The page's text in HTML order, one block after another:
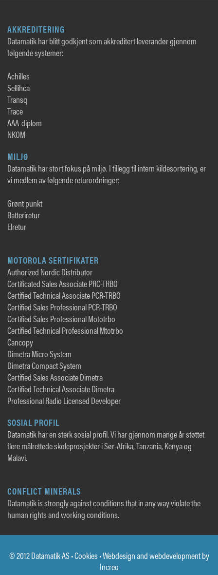
AKKREDITERING
Datamatik har blitt godkjent som akkreditert leverandør gjennom
følgende systemer:
Achilles
Sellihca
Transq
Trace
AAA-diplom
NKOM
MILJØ
Datamatik har stort fokus på miljø. I tillegg til intern kildesortering, er
vi medlem av følgende returordninger:
Grønt punkt
Batteriretur
Elretur
MOTOROLA SERTIFIKATER
Authorized Nordic Distributor
Certificated Sales Associate PRC-TRBO
Certified Technical Associate PCR-TRBO
Certified Sales Professional PCR-TRBO
Certified Sales Professional Mototrbo
Certified Technical Professional Mtotrbo
Cancopy
Dimetra Micro System
Dimetra Compact System
Certified Sales Associate Dimetra
Certified Technical Associate Dimetra
Professional Radio Licensed Developer
SOSIAL PROFIL
Datamatik har en sterk sosial profil. Vi har gjennom mange år støttet
flere målrettede skoleprosjekter i Sør-Afrika, Tanzania, Kenya og
Malavi.
CONFLICT MINERALS
Datamatik is strongly against conditions that in any way violate the
human rights and working conditions.
© 2012 Datamatik AS •Cookies • Webdesign and webdevelopment by
Increo